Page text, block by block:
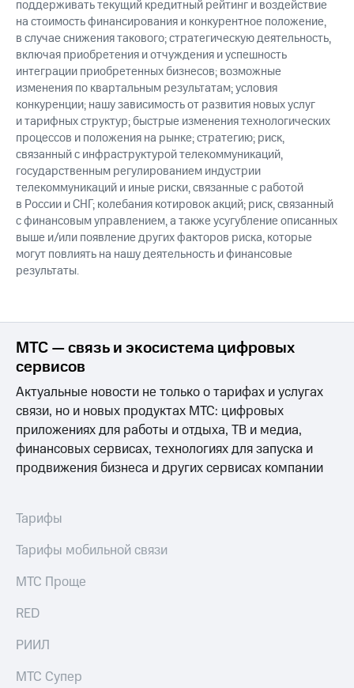
поддерживать текущий кредитный рейтинг и воздействие
на стоимость финансирования и конкурентное положение,
в случае снижения такового; стратегическую деятельность,
включая приобретения и отчуждения и успешность
интеграции приобретенных бизнесов; возможные
изменения по квартальным результатам; условия
конкуренции; нашу зависимость от развития новых услуг
и тарифных структур; быстрые изменения технологических
процессов и положения на рынке; стратегию; риск,
связанный с инфраструктурой телекоммуникаций,
государственным регулированием индустрии
телекоммуникаций и иные риски, связанные с работой
в России и СНГ; колебания котировок акций; риск, связанный
с финансовым управлением, а также усугубление описанных
выше и/или появление других факторов риска, которые
могут повлиять на нашу деятельность и финансовые
результаты.
МТС — связь и экосистема цифровых
сервисов
Актуальные новости не только о тарифах и услугах
связи, но и новых продуктах МТС: цифровых
приложениях для работы и отдыха, ТВ и медиа,
финансовых сервисах, технологиях для запуска и
продвижения бизнеса и других сервисах компании
Тарифы
Тарифы мобильной связи
МТС Проще
RED
РИИЛ
МТС Супер